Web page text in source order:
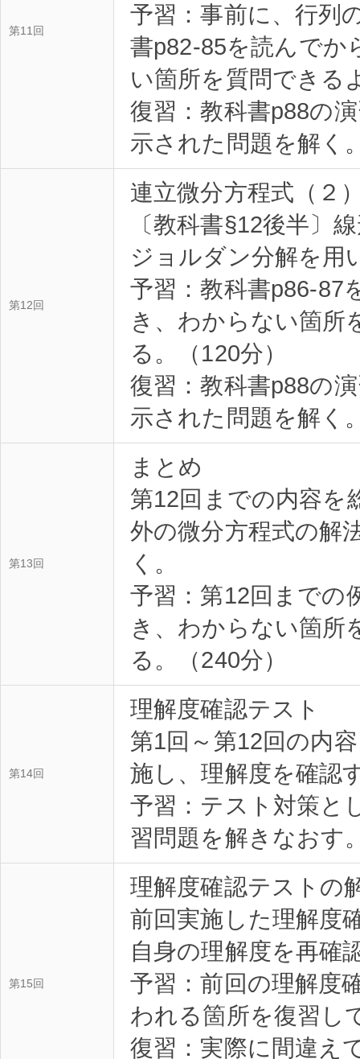
第11回
予習：事前に、行列
書p82-85を読んでか
い箇所を質問できる
復習：教科書p88の
示された問題を解く
第12回
連立微分方程式（２
〔教科書§12後半〕
ジョルダン分解を用
予習：教科書p86-87
き、わからない箇所
る。（120分）
復習：教科書p88の
示された問題を解く
第13回
まとめ
第12回までの内容を
外の微分方程式の解
く。
予習：第12回までの
き、わからない箇所
る。（240分）
第14回
理解度確認テスト
第1回～第12回の内
施し、理解度を確認
予習：テスト対策と
習問題を解きなおす
第15回
理解度確認テストの
前回実施した理解度
自身の理解度を再確
予習：前回の理解度
われる箇所を復習し
復習：実際に間違え